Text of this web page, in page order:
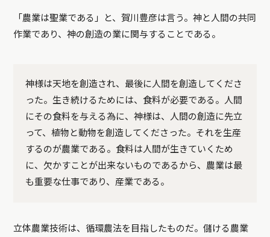
「農業は聖業である」と、賀川豊彦は言う。神と人間の共同
作業であり、神の創造の業に関与することである。
神様は天地を創造され、最後に人間を創造してくださ
った。生き続けるためには、食料が必要である。人間
にその食料を与える為に、神様は、人間の創造に先立
って、植物と動物を創造してくださった。それを生産
するのが農業である。食料は人間が生きていくため
に、欠かすことが出来ないものであるから、農業は最
も重要な仕事であり、産業である。
立体農業技術は、循環農法を目指したものだ。儲ける農業